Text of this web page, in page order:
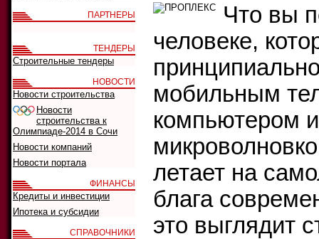
Что вы
человеке,
мобильным
компьютером
летает на
блага
это выглядит
ПАРТНЕРЫ
ТЕНДЕРЫ
Строительные тендеры
НОВОСТИ
Новости строительства
Новости
строительства к
Олимпиаде-2014 в Сочи
Новости компаний
Новости портала
ФИНАНСЫ
Кредиты и инвестиции
Ипотека и субсидии
СПРАВОЧНИКИ